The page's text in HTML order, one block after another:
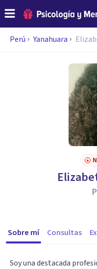
Perú Yanahuara
Sobre mí Consultas
Soy una destacada